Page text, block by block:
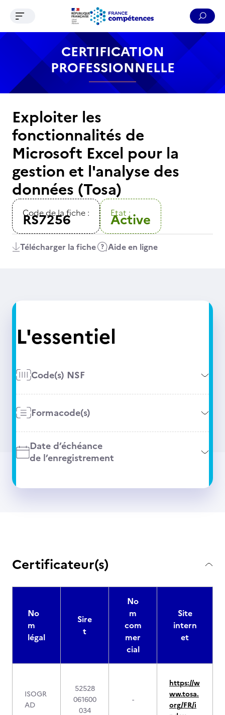
Contenu Recherche Menu Pied de page
Ouvrir le menu de navigation
CERTIFICATION
PROFESSIONNELLE
Exploiter les
fonctionnalités de
Microsoft Excel pour la
gestion et l'analyse des
données (Tosa)
Code de la fiche :
RS7256 Etat :
Active
Télécharger la fiche Aide en ligne
L'essentiel
Code(s) NSF
Formacode(s)
Date d’échéance
de l’enregistrement
Certificateur(s)
No
m
légal
Sire
t
No
m
com
mer
cial
Site
intern
et
ISOGR
AD
52528
061600
034
-
https://w
ww.tosa.
org/FR/i